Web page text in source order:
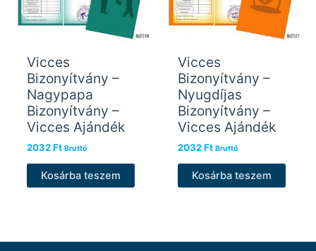
Vicces
Bizonyítvány –
Nagypapa
Bizonyítvány –
Vicces Ajándék
2032Ft Bruttó
Kosárba teszem
Vicces
Bizonyítvány –
Nyugdíjas
Bizonyítvány –
Vicces Ajándék
2032Ft Bruttó
Kosárba teszem